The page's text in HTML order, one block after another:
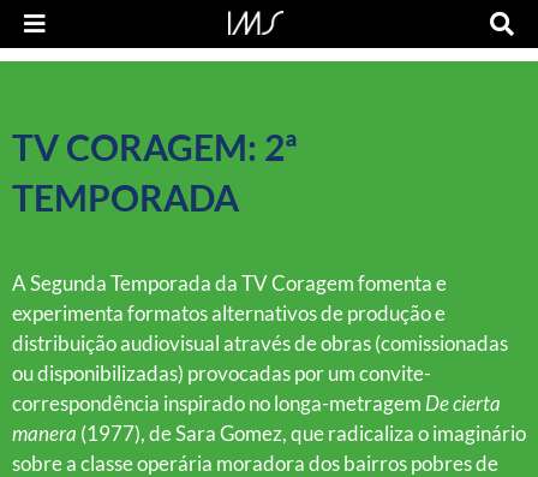
TV CORAGEM: 2ª
TEMPORADA
A Segunda Temporada da TV Coragem fomenta e
experimenta formatos alternativos de produção e
distribuição audiovisual através de obras (comissionadas
ou disponibilizadas) provocadas por um convite-
correspondência inspirado no longa-metragem De cierta
manera (1977), de Sara Gomez, que radicaliza o imaginário
sobre a classe operária moradora dos bairros pobres de